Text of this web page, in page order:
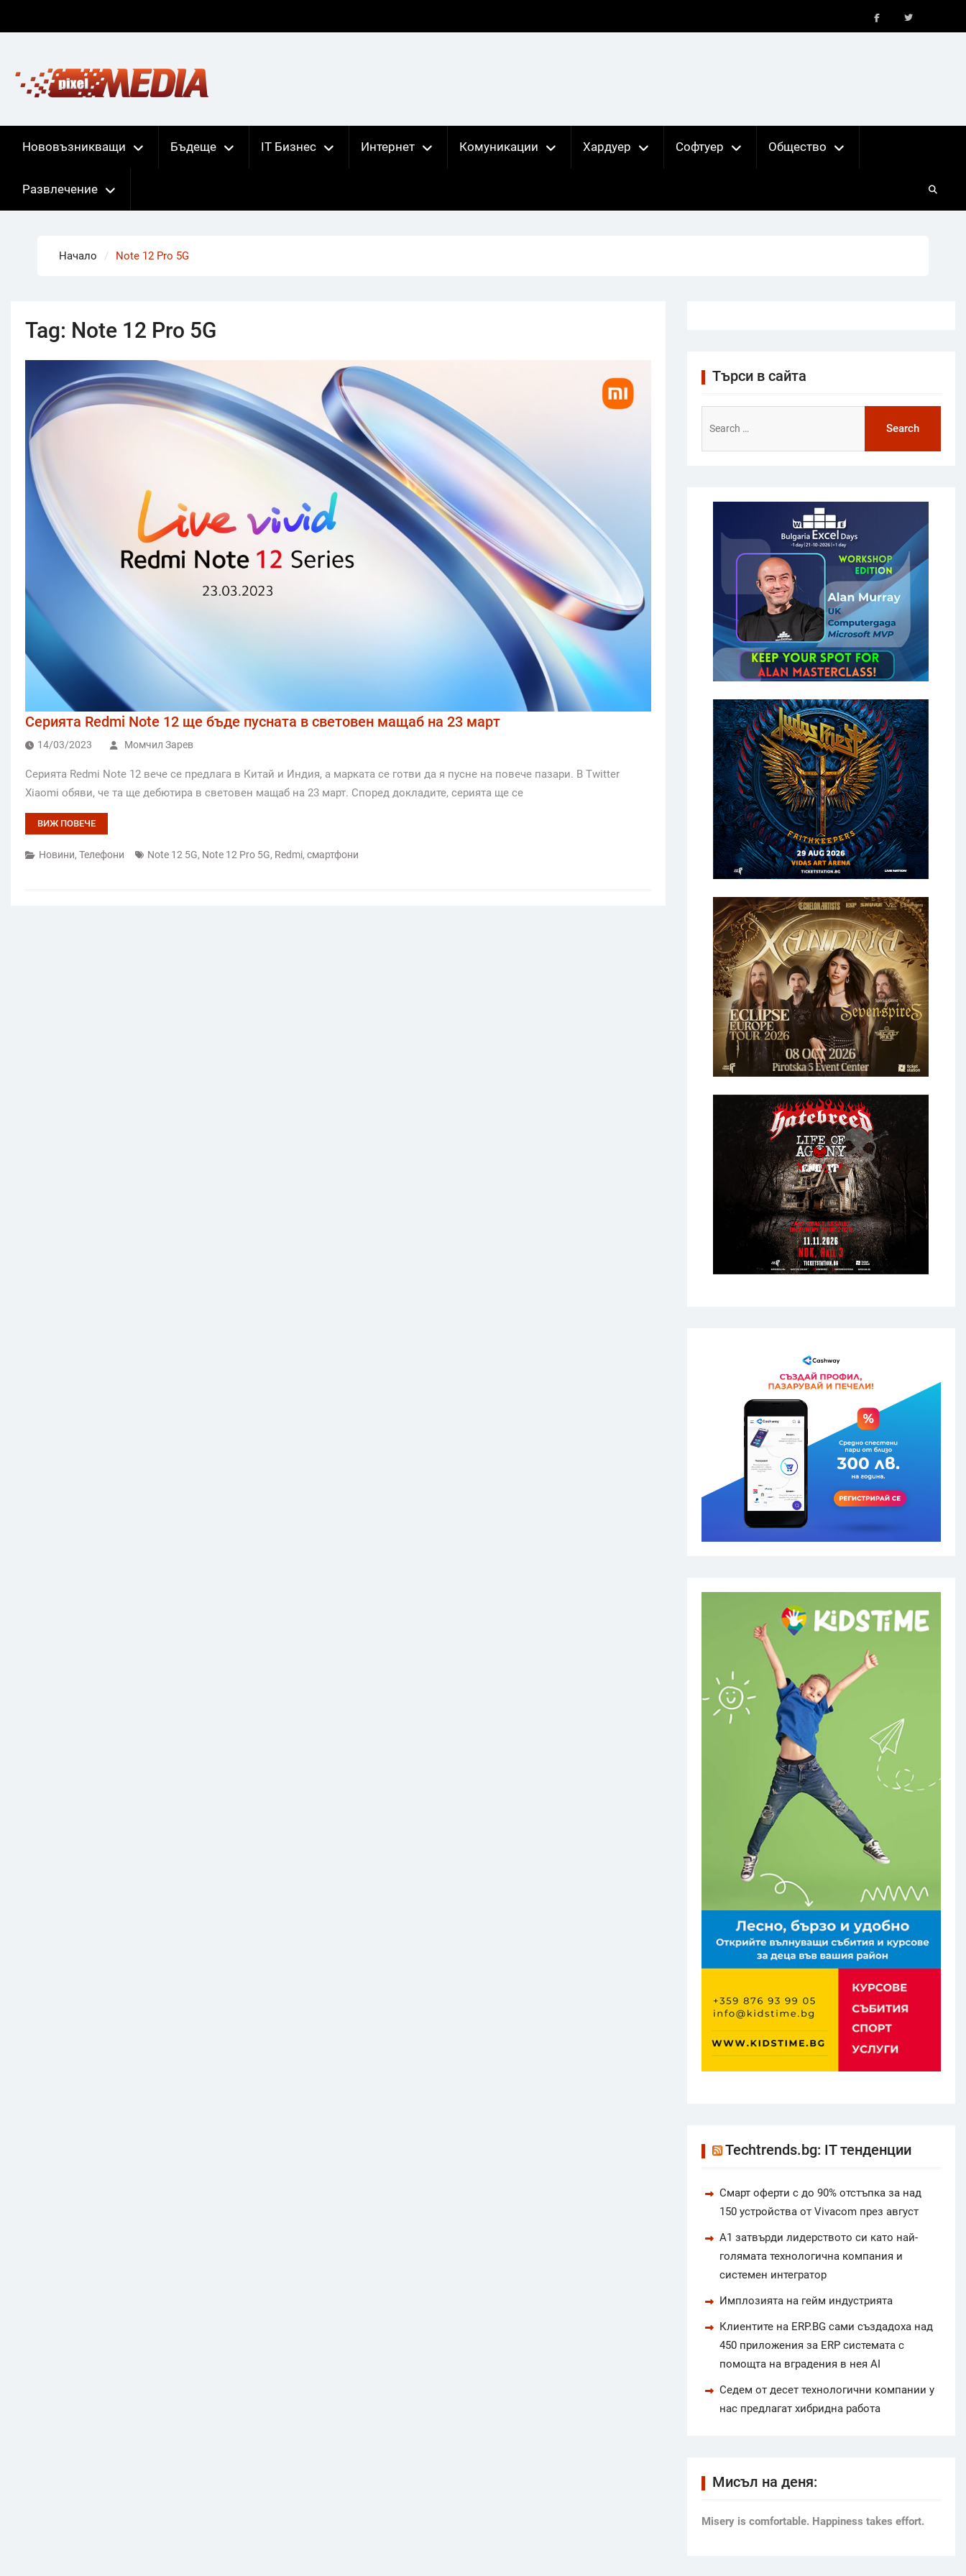
Нововъзникващи Бъдеще IT Бизнес Интернет Комуникации Хардуер Софтуер Общество
Развлечение
Начало Note 12 Pro 5G
Tag: Note 12 Pro 5G
Серията Redmi Note 12 ще бъде пусната в световен мащаб на 23 март
14/03/2023 Момчил Зарев
Серията Redmi Note 12 вече се предлага в Китай и Индия, а марката се готви да я пусне на повече пазари. В Twitter
Xiaomi обяви, че та ще дебютира в световен мащаб на 23 март. Според докладите, серията ще се
ВИЖ ПОВЕЧЕ
Новини, Телефони Note 12 5G, Note 12 Pro 5G, Redmi, смартфони
Търси в сайта
for:
Techtrends.bg: IT тенденции
Смарт оферти с до 90% отстъпка за над
150 устройства от Vivacom през август
А1 затвърди лидерството си като най-
голямата технологична компания и
системен интегратор
Имплозията на гейм индустрията
Клиентите на ERP.BG сами създадоха над
450 приложения за ERP системата с
помощта на вградения в нея AI
Седем от десет технологични компании у
нас предлагат хибридна работа
Мисъл на деня:
Мisery is comfortable. Happiness takes effort.